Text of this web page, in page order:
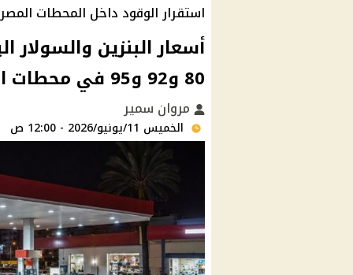
استقرار الوقود داخل المحطات
80 و92 و95 في محطات الوقود
مروان سمير
الخميس 11/يونيو/2026 - 12:00 ص